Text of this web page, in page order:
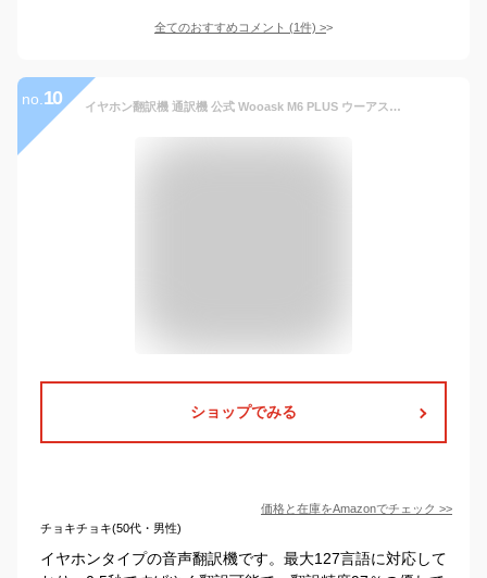
全てのおすすめコメント (1件) >
no. 10 イヤホン翻訳機 通訳機 公式 Wooask M6 PLUS ウーアスク プラス 【オフライン対応版】 イヤホン型 AI翻訳機 オフライン 翻訳機 127言語対応 高精度 通話 音楽再生可能 Bluetooth ハンズフリートーク 英語 中国語 フランス語 イタリア語 日本語
ショップでみる
価格と在庫をAmazonでチェック >>
チョキチョキ(50代・男性)
イヤホンタイプの音声翻訳機です。最大127言語に対応して